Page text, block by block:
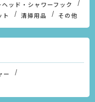
ヘッド・シャワーフック
ト 清掃用品 その他
ー